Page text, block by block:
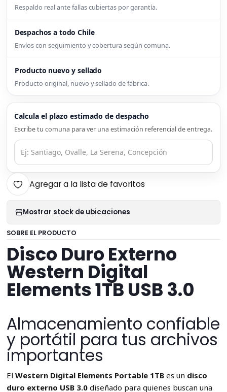
Respaldo real ante fallas cubiertas por garantía.
Despachos a todo Chile
Envíos con seguimiento y cobertura según comuna.
Producto nuevo y sellado
Producto original, nuevo y sellado de fábrica.
Calcula el plazo estimado de despacho
Escribe tu comuna para ver una estimación referencial de entrega.
Agregar a la lista de favoritos
Mostrar stock de ubicaciones
SOBRE EL PRODUCTO
Disco Duro Externo
Western Digital
Elements 1TB USB 3.0
Almacenamiento confiable
y portátil para tus archivos
importantes
El Western Digital Elements Portable 1TBes un disco
duro externo USB 3.0diseñado para quienes buscan una